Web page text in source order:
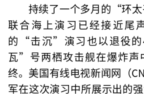
持续了一个多月的“环
联合海上演习已经接近尾
的“击沉”演习也以退役
瓦”号两栖攻击舰在爆炸声
终。美国有线电视新闻网（
军在这次演习中所展示出的